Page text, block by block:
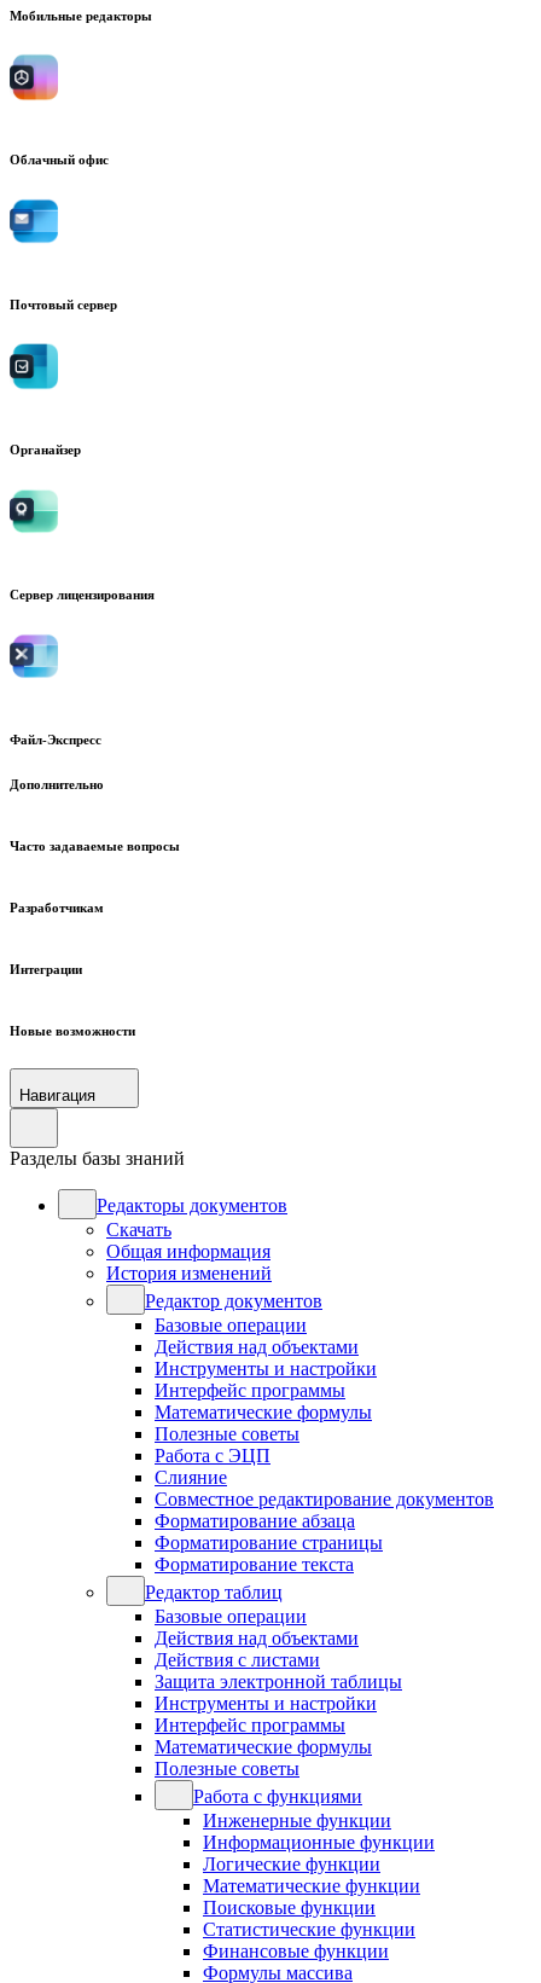
Мобильные редакторы
Облачный офис
Почтовый сервер
Органайзер
Сервер лицензирования
Файл-Экспресс
Дополнительно
Часто задаваемые вопросы
Разработчикам
Интеграции
Новые возможности
Навигация
Разделы базы знаний
Редакторы документов
Скачать
Общая информация
История изменений
Редактор документов
Базовые операции
Действия над объектами
Инструменты и настройки
Интерфейс программы
Математические формулы
Полезные советы
Работа с ЭЦП
Слияние
Совместное редактирование документов
Форматирование абзаца
Форматирование страницы
Форматирование текста
Редактор таблиц
Базовые операции
Действия над объектами
Действия с листами
Защита электронной таблицы
Инструменты и настройки
Интерфейс программы
Математические формулы
Полезные советы
Работа с функциями
Инженерные функции
Информационные функции
Логические функции
Математические функции
Поисковые функции
Статистические функции
Финансовые функции
Формулы массива